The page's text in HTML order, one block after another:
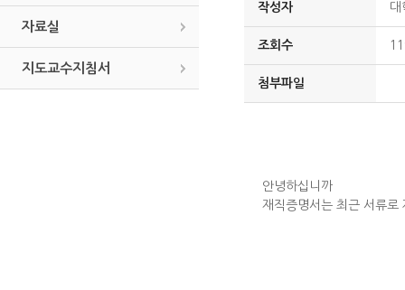
자료실
지도교수지침서
작성자 대
조회수
첨부파일
안녕하십니까
재직증명서는 최근 서류